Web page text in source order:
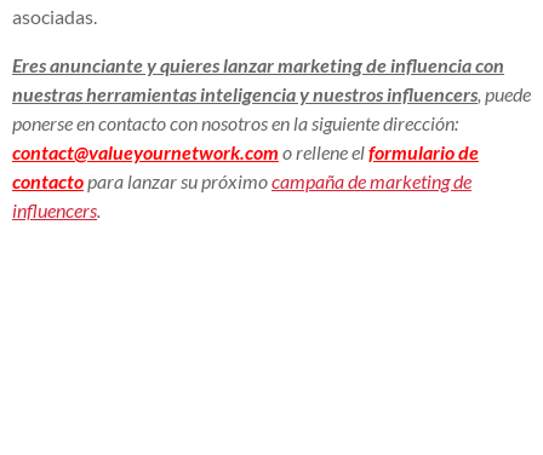
asociadas.
Eres anunciante y quieres lanzar marketing de influencia con
nuestras herramientasinteligenciay nuestros influencers, puede
ponerse en contacto con nosotros en la siguiente dirección:
contact@valueyournetwork.com o rellene elformulario de
contactopara lanzar su próximocampaña de marketing de
influencers.